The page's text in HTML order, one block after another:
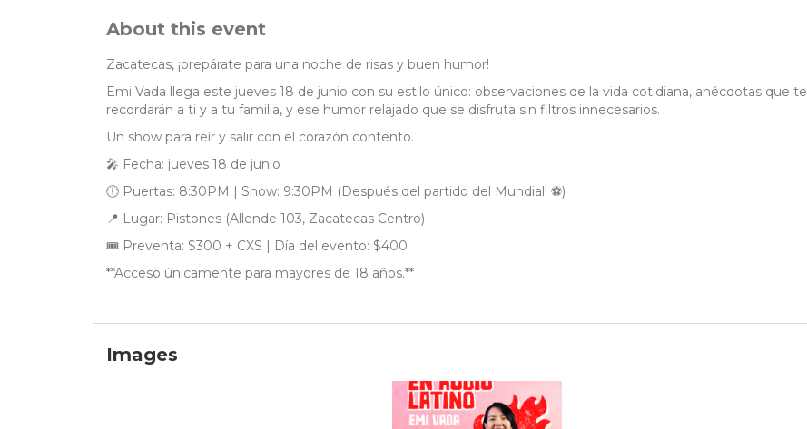
About this event
Zacatecas, ¡prepárate para una noche de risas y buen humor!
Emi Vada llega este jueves 18 de junio con su estilo único: observaciones de la vida cotidiana, anécdotas que te
recordarán a ti y a tu familia, y ese humor relajado que se disfruta sin filtros innecesarios.
Un show para reír y salir con el corazón contento.
🎤 Fecha: jueves 18 de junio
🕕 Puertas: 8:30PM | Show: 9:30PM (Después del partido del Mundial! ⚽️)
📍 Lugar: Pistones (Allende 103, Zacatecas Centro)
🎟 Preventa: $300 + CXS | Día del evento: $400
**Acceso únicamente para mayores de 18 años.**
Images